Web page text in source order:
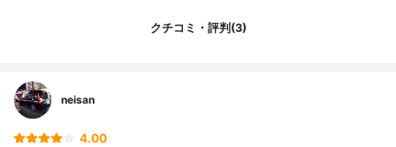
ス末、ビフィズス菌末、塩化ナトリウム
クチコミ・評判(3)
neisan
4.00